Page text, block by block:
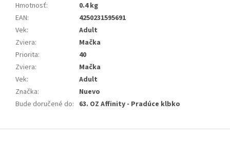
Hmotnosť:
0.4 kg
EAN:
4250231595691
Vek:
Adult
Zviera:
Mačka
Priorita:
40
Zviera:
Mačka
Vek:
Adult
Značka:
Nuevo
Bude doručené do: 63. OZ Affinity - Pradúce klbko